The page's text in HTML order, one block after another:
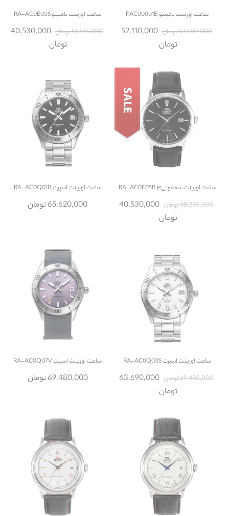
ساعتاورینت بامبینو FAC00001B
63,690,000 تومان
52,110,000
تومان
ساعتاورینت بامبینو RA-AC0E03S
51,145,000 تومان
40,530,000
تومان
ساعتاورینت سمفونی۳ RA-AC0F05B
48,250,000 تومان
40,530,000
تومان
ساعتاورینت اسپرت RA-AC0Q01B
65,620,000 تومان
ساعتاورینت اسپرت RA-AC0Q03S
69,480,000 تومان
63,690,000
تومان
ساعتاورینت اسپرت RA-AC0Q07V
69,480,000 تومان